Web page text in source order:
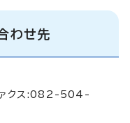
わせ先
クス:082-504-